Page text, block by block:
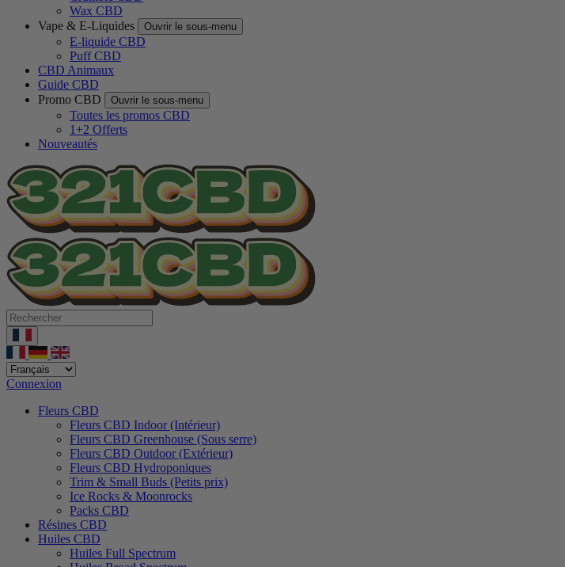
Wax CBD
Vape & E-Liquides
Ouvrir le sous-menu
E-liquide CBD
Puff CBD
CBD Animaux
Guide CBD
Promo CBD
Ouvrir le sous-menu
Toutes les promos CBD
1+2 Offerts
Nouveautés
Connexion
Fleurs CBD
Fleurs CBD Indoor (Intérieur)
Fleurs CBD Greenhouse (Sous serre)
Fleurs CBD Outdoor (Extérieur)
Fleurs CBD Hydroponiques
Trim & Small Buds (Petits prix)
Ice Rocks & Moonrocks
Packs CBD
Résines CBD
Huiles CBD
Huiles Full Spectrum